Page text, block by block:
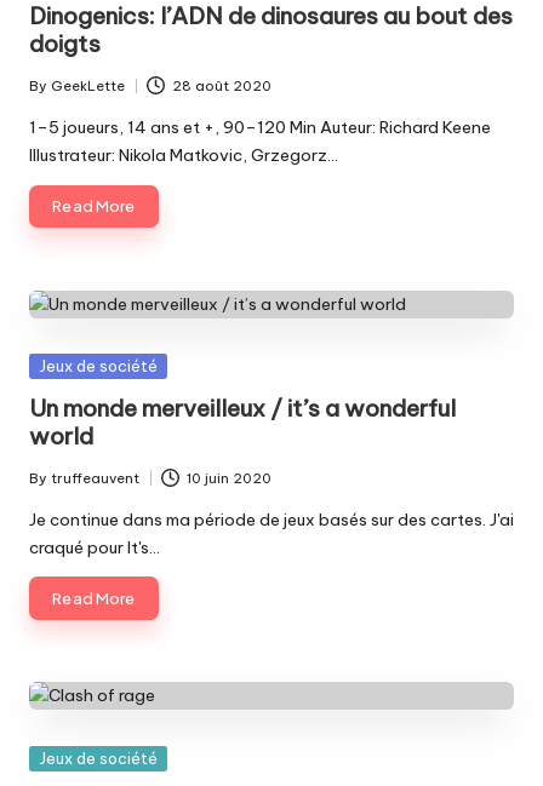
Dinogenics: l’ADN de dinosaures au bout des
doigts
Posted
by
By GeekLette 28 août 2020
1–5 joueurs, 14 ans et +, 90–120 Min Auteur: Richard Keene
Illustrateur: Nikola Matkovic, Grzegorz…
Read More
Posted
Jeux de société
Un monde merveilleux / it’s a wonderful
world
Posted
by
By truffeauvent 10 juin 2020
Je continue dans ma période de jeux basés sur des cartes. J'ai
craqué pour It's…
Read More
Posted
Jeux de société